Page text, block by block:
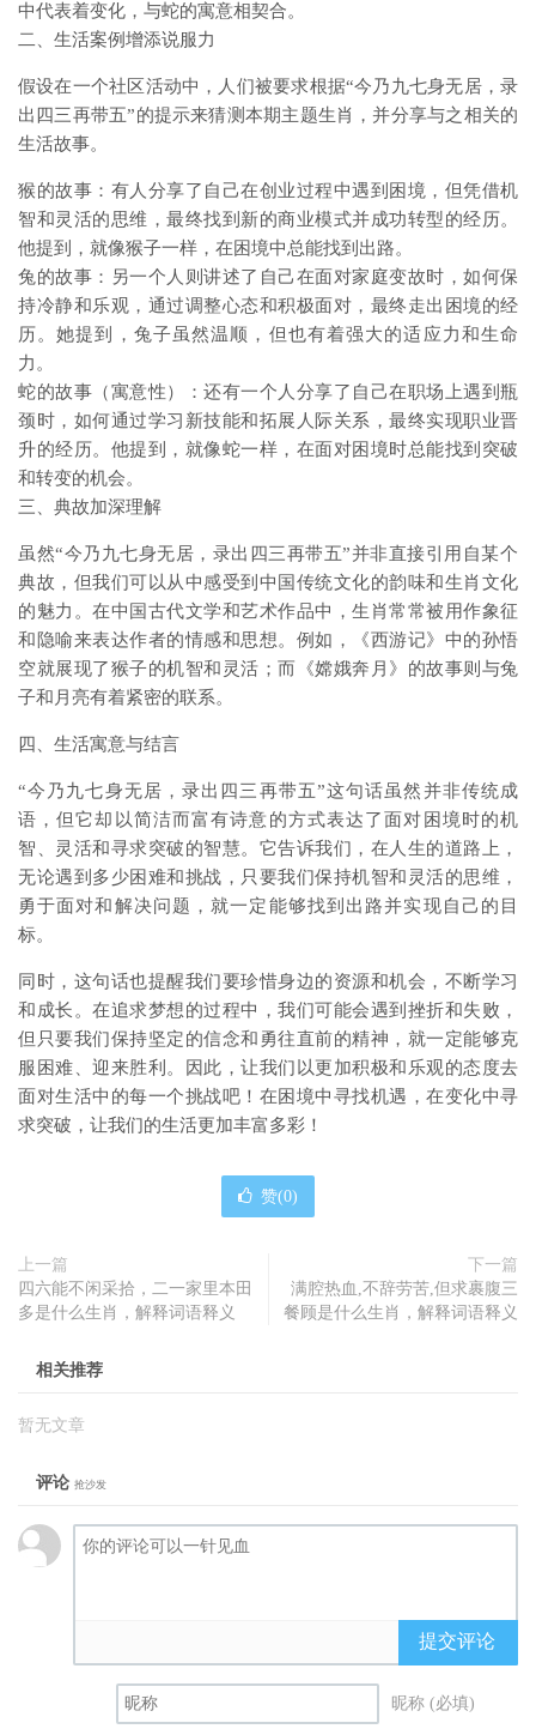
中代表着变化，与蛇的寓意相契合。
二、生活案例增添说服力
假设在一个社区活动中，人们被要求根据“今乃九七身无居，录
出四三再带五”的提示来猜测本期主题生肖，并分享与之相关的
生活故事。
猴的故事：有人分享了自己在创业过程中遇到困境，但凭借机
智和灵活的思维，最终找到新的商业模式并成功转型的经历。
他提到，就像猴子一样，在困境中总能找到出路。
兔的故事：另一个人则讲述了自己在面对家庭变故时，如何保
持冷静和乐观，通过调整心态和积极面对，最终走出困境的经
历。她提到，兔子虽然温顺，但也有着强大的适应力和生命
力。
蛇的故事（寓意性）：还有一个人分享了自己在职场上遇到瓶
颈时，如何通过学习新技能和拓展人际关系，最终实现职业晋
升的经历。他提到，就像蛇一样，在面对困境时总能找到突破
和转变的机会。
三、典故加深理解
虽然“今乃九七身无居，录出四三再带五”并非直接引用自某个
典故，但我们可以从中感受到中国传统文化的韵味和生肖文化
的魅力。在中国古代文学和艺术作品中，生肖常常被用作象征
和隐喻来表达作者的情感和思想。例如，《西游记》中的孙悟
空就展现了猴子的机智和灵活；而《嫦娥奔月》的故事则与兔
子和月亮有着紧密的联系。
四、生活寓意与结言
“今乃九七身无居，录出四三再带五”这句话虽然并非传统成
语，但它却以简洁而富有诗意的方式表达了面对困境时的机
智、灵活和寻求突破的智慧。它告诉我们，在人生的道路上，
无论遇到多少困难和挑战，只要我们保持机智和灵活的思维，
勇于面对和解决问题，就一定能够找到出路并实现自己的目
标。
同时，这句话也提醒我们要珍惜身边的资源和机会，不断学习
和成长。在追求梦想的过程中，我们可能会遇到挫折和失败，
但只要我们保持坚定的信念和勇往直前的精神，就一定能够克
服困难、迎来胜利。因此，让我们以更加积极和乐观的态度去
面对生活中的每一个挑战吧！在困境中寻找机遇，在变化中寻
求突破，让我们的生活更加丰富多彩！
赞(0)
上一篇
四六能不闲采拾，二一家里本田
多是什么生肖，解释词语释义
下一篇
满腔热血,不辞劳苦,但求裹腹三
餐顾是什么生肖，解释词语释义
相关推荐
暂无文章
评论 抢沙发
提交评论
昵称 (必填)